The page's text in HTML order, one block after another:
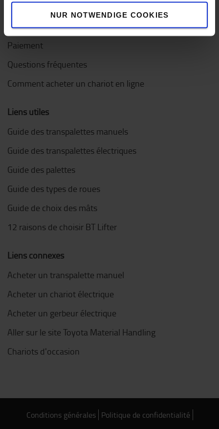
NUR NOTWENDIGE COOKIES
Comment acheter en ligne ?
Livraison
Paiement
Questions fréquentes
Comment acheter un chariot en ligne
Liens utiles
Guide des transpalettes manuels
Guide des transpalettes électriques
Guide des palettes
Guide des types de roues
Guide de choix des mâts
12 raisons de choisir BT Lifter
Liens connexes
Acheter un transpalette manuel
Acheter un chariot électrique
Acheter un gerbeur électrique
Aller sur le site Toyota Material Handling
Chariots d'occasion
Conditions générales Politique de confidentialité